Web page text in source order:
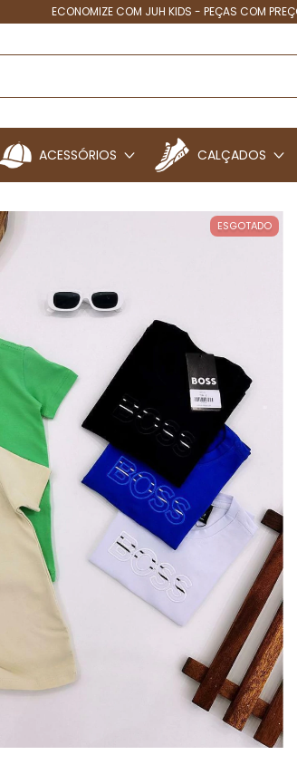
4X SEM JUROS - PARCELINHAS QUE
ACESSÓRIOS CALÇADOS
ESGOTADO